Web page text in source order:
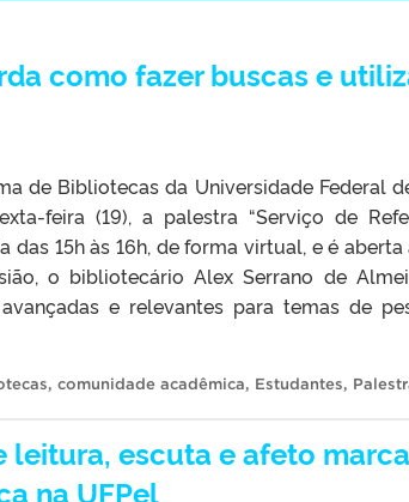
como fazer buscas e
de Bibliotecas da Universidade Federal
feira (19), a palestra “Serviço de
das 15h às 16h, de forma virtual, e é
o bibliotecário Alex Serrano de
e relevantes para temas de
, comunidade acadêmica, Estudantes,
leitura, escuta e afeto
na UFPel